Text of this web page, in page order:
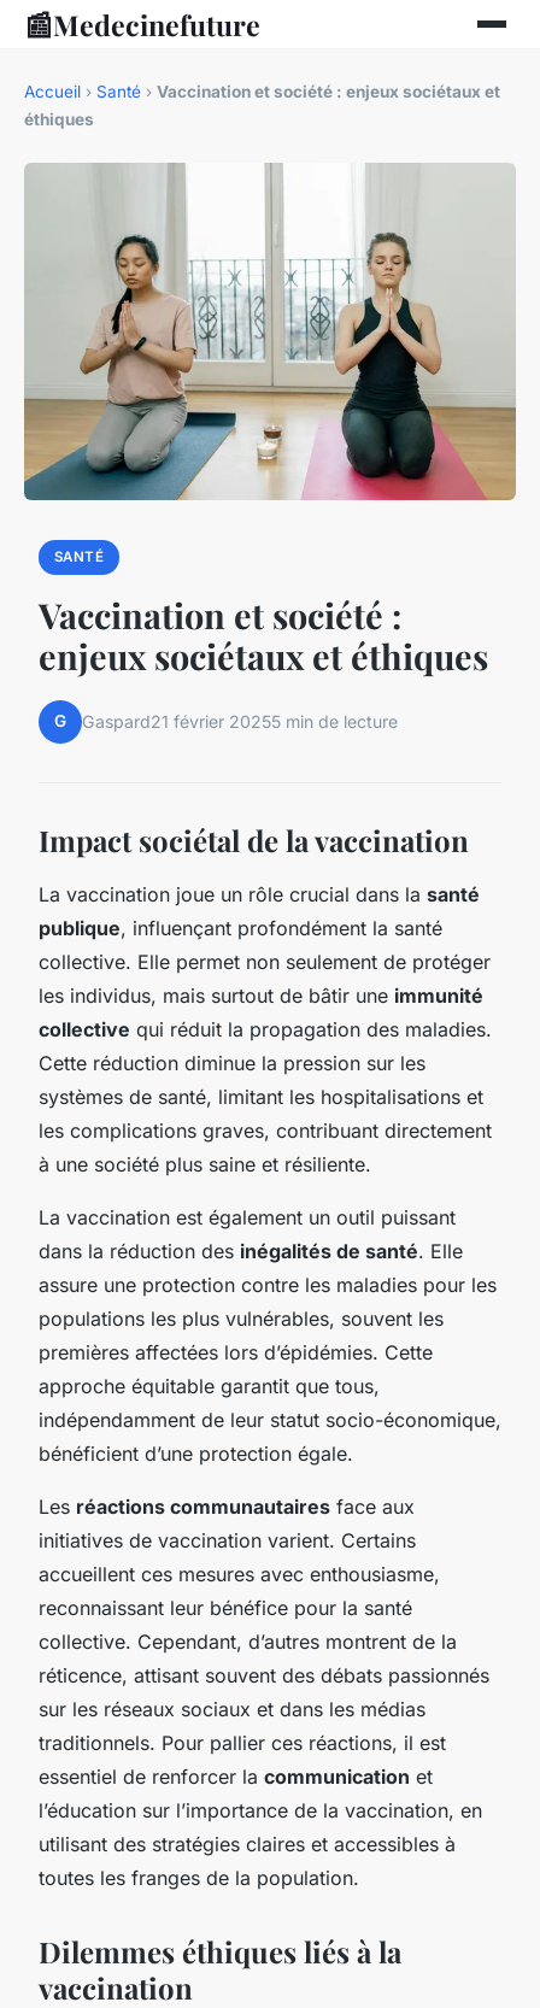
📰Medecinefuture
Accueil › Santé › Vaccination et société : enjeux sociétaux et
éthiques
SANTÉ
Vaccination et société :
enjeux sociétaux et éthiques
G Gaspard21 février 20255 min de lecture
Impact sociétal de la vaccination
La vaccination joue un rôle crucial dans la santé
publique, influençant profondément la santé
collective. Elle permet non seulement de protéger
les individus, mais surtout de bâtir une immunité
collective qui réduit la propagation des maladies.
Cette réduction diminue la pression sur les
systèmes de santé, limitant les hospitalisations et
les complications graves, contribuant directement
à une société plus saine et résiliente.
La vaccination est également un outil puissant
dans la réduction des inégalités de santé. Elle
assure une protection contre les maladies pour les
populations les plus vulnérables, souvent les
premières affectées lors d’épidémies. Cette
approche équitable garantit que tous,
indépendamment de leur statut socio-économique,
bénéficient d’une protection égale.
Les réactions communautaires face aux
initiatives de vaccination varient. Certains
accueillent ces mesures avec enthousiasme,
reconnaissant leur bénéfice pour la santé
collective. Cependant, d’autres montrent de la
réticence, attisant souvent des débats passionnés
sur les réseaux sociaux et dans les médias
traditionnels. Pour pallier ces réactions, il est
essentiel de renforcer la communication et
l’éducation sur l’importance de la vaccination, en
utilisant des stratégies claires et accessibles à
toutes les franges de la population.
Dilemmes éthiques liés à la
vaccination